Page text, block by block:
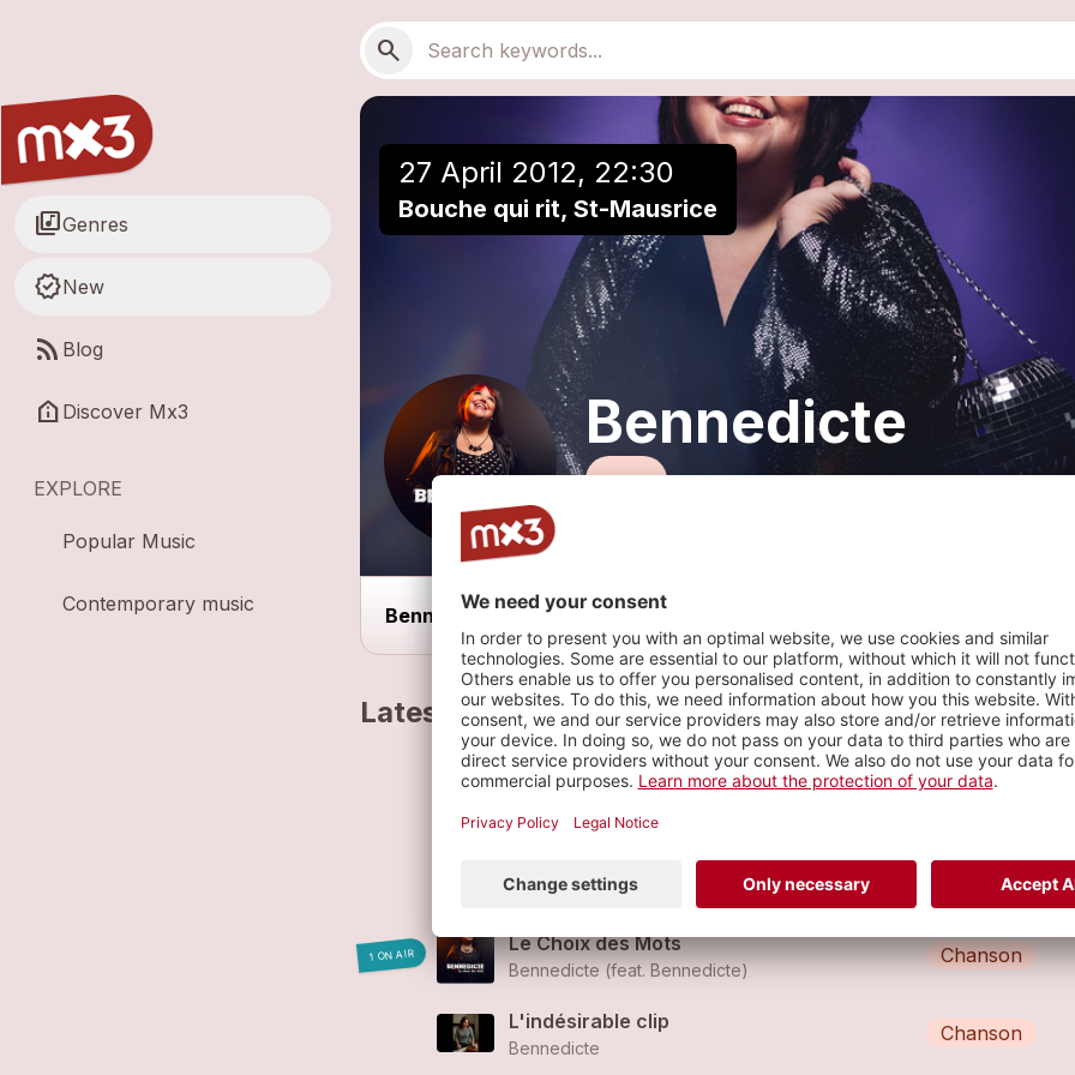
Search
search
library_musicGenres
new_releasesNew
rss_feed Blog
help_clinic Discover Mx3
EXPLORE
Popular Music
Contemporary music
27 April 2012, 22:30
Bouche qui rit, St-Mausrice
Bennedicte
Bennedicte tournée Différencier
Latest tracks
Squatteur d'appartement
Bennedicte (feat.
Bennedicte
Chanson
1 ON AIR
Le Choix des Mots
Bennedicte (feat. Bennedicte)
Chanson
L'indésirable clip
Bennedicte
Chanson
Add to a playlist